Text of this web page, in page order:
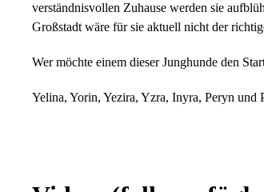
verständnisvollen Zuhause werden sie
Großstadt wäre für sie aktuell nicht der
Wer möchte einem dieser Junghunde den
Yelina, Yorin, Yezira, Yzra, Inyra, Peryn und